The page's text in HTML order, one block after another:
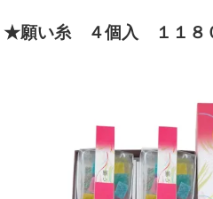
★願い糸 ４個入 １１８